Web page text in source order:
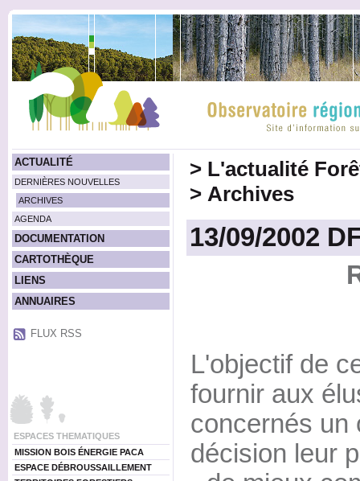
ACTUALITÉ
DERNIÈRES NOUVELLES
ARCHIVES
AGENDA
DOCUMENTATION
CARTOTHÈQUE
LIENS
ANNUAIRES
FLUX RSS
ESPACES THEMATIQUES
MISSION BOIS ÉNERGIE PACA
ESPACE DÉBROUSSAILLEMENT
> L'actualité
> Archives
13/09/2002
L'objectif de
fournir aux
concernés un
décision leur